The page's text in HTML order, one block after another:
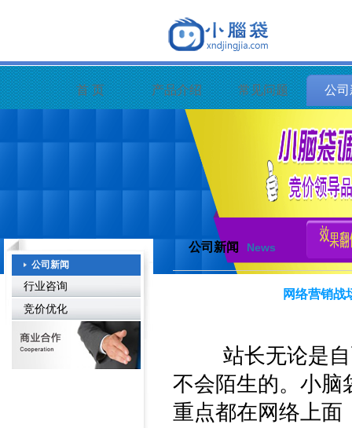
首 页 产品介绍 常见问题 公
公司新闻
行业咨询
竞价优化
公司新闻 News
网络营销战
站长无论是自己
不会陌生的。小脑
重点都在网络上面